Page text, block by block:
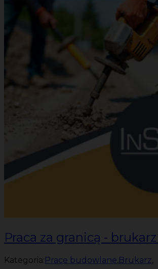
Praca za granicą -
Kategoria:Prace budowlane,Brukarz,